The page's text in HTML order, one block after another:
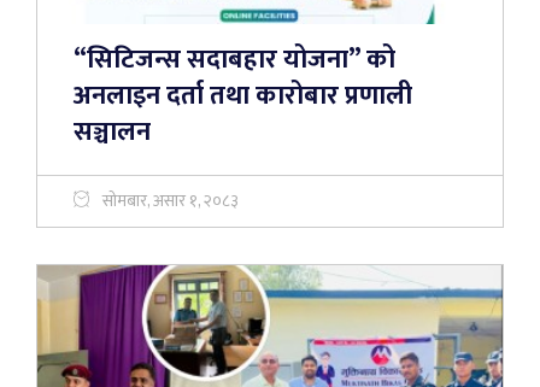
“सिटिजन्स सदाबहार योजना” को
अनलाइन दर्ता तथा कारोबार प्रणाली
सञ्चालन
सोमबार, असार १, २०८३